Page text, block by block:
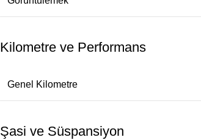
Kilometre ve Performans
Genel Kilometre
Şasi ve Süspansiyon